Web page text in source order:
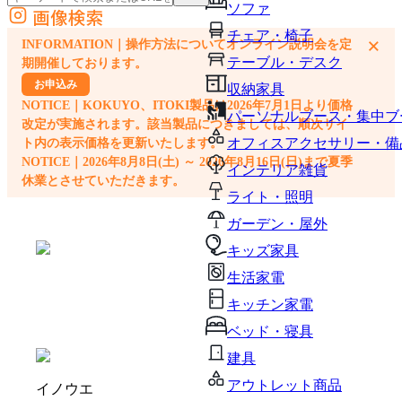
ソファ
チェア・椅子
テーブル・デスク
収納家具
パーソナルブース・集中
オフィスアクセサリー・備
インテリア雑貨
ライト・照明
ガーデン・屋外
キッズ家具
生活家電
キッチン家電
ベッド・寝具
建具
アウトレット商品
外部サイトの商品をカートに追加
他のサイトで見つけた商品ページのURLを貼り付けて、カートに追加できます
画像検索
INFORMATION｜操作方法についてオンライン説明会を定
期開催しております。
お申込み
NOTICE｜KOKUYO、ITOKI製品は2026年7月1日より価格
改定が実施されます。該当製品につきましては、順次サイ
ト内の表示価格を更新いたします。
NOTICE｜2026年8月8日(土) ～ 2026年8月16日(日)まで夏季
休業とさせていただきます。
×
イノウエ